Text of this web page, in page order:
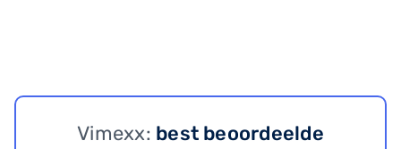
Vimexx: best beoordeelde